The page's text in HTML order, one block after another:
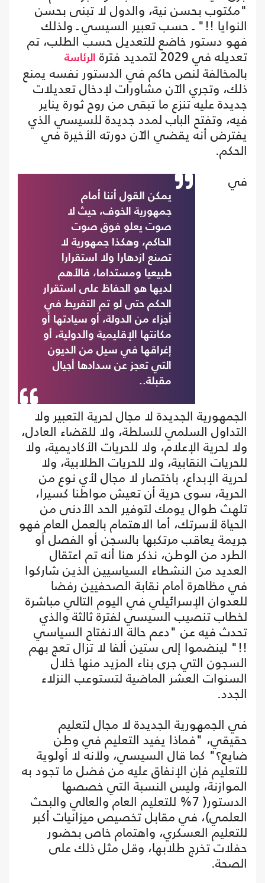
"مكتوب بحسن نية، والدول لا تبنى بحسن
النوايا !!" ـ حسب تعبير السيسي ـ ولذلك
فهو دستور خاضع للتعديل حسب الطلب، تم
تعديله في 2029 لتمديد فترة الرئاسة
بالمخالفة لنص حاكم في الدستور نفسه يمنع
ذلك، وتجري الآن مشاورات لإدخال تعديلات
جديدة عليه تنزع ما تبقى من روح ثورة يناير
فيه، وتفتح الباب لمدد جديدة للسيسي الذي
يفترض أنه يقضي الآن دورته الأخيرة في
الحكم.
يمكن القول أننا أمام
جمهورية الخوف، حيث لا
صوت يعلو فوق صوت
الحاكم، وهكذا جمهورية لا
تصنع ازدهارا ولا استقرارا
طبيعيا ومستداما، فالأهم
لديها هو الحفاظ على استقرار
الحكم حتى لو تم التفريط في
أجزاء من الدولة، أو سيادتها أو
مكانتها الإقليمية والدولية، أو
إغراقها في سيل من الديون
التي تعجز عن سدادها أجيال
مقبلة..
في
الجمهورية الجديدة لا مجال لحرية التعبير ولا
التداول السلمي للسلطة، ولا للقضاء العادل،
ولا لحرية الإعلام، ولا للحريات الأكاديمية، ولا
للحريات النقابية، ولا للحريات الطلابية، ولا
لحرية الإبداع، باختصار لا مجال لأي نوع من
الحرية، سوى حرية أن تعيش مواطنا كسيرا،
تلهث طوال يومك لتوفير الحد الأدنى من
الحياة لأسرتك، أما الاهتمام بالعمل العام فهو
جريمة يعاقب مرتكبها بالسجن أو الفصل أو
الطرد من الوطن، نذكر هنا أنه تم اعتقال
العديد من النشطاء السياسيين الذين شاركوا
في مظاهرة أمام نقابة الصحفيين رفضا
للعدوان الإسرائيلي في اليوم التالي مباشرة
لخطاب تنصيب السيسي لفترة ثالثة والذي
تحدث فيه عن "دعم حالة الانفتاح السياسي
!!" لينضموا إلى ستين ألفا لا تزال تعج بهم
السجون التي جرى بناء المزيد منها خلال
السنوات العشر الماضية لتستوعب النزلاء
الجدد.
في الجمهورية الجديدة لا مجال لتعليم
حقيقي، "فماذا يفيد التعليم في وطن
ضايع؟" كما قال السيسي، ولأنه لا أولوية
للتعليم فإن الإنفاق عليه من فضل ما تجود به
الموازنة، وليس النسبة التي خصصها
الدستور( 7% للتعليم العام والعالي والبحث
العلمي)، في مقابل تخصيص ميزانيات أكبر
للتعليم العسكري، واهتمام خاص بحضور
حفلات تخرج طلابها، وقل مثل ذلك على
الصحة.